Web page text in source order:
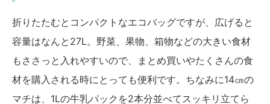
折りたたむとコンパクトなエコバッグですが、広げると
容量はなんと27L。野菜、果物、箱物などの大きい食材
もささっと入れやすいので、まとめ買いやたくさんの食
材を購入される時にとっても便利です。ちなみに14㎝の
マチは、1Lの牛乳パックを2本分並べてスッキリ立てら